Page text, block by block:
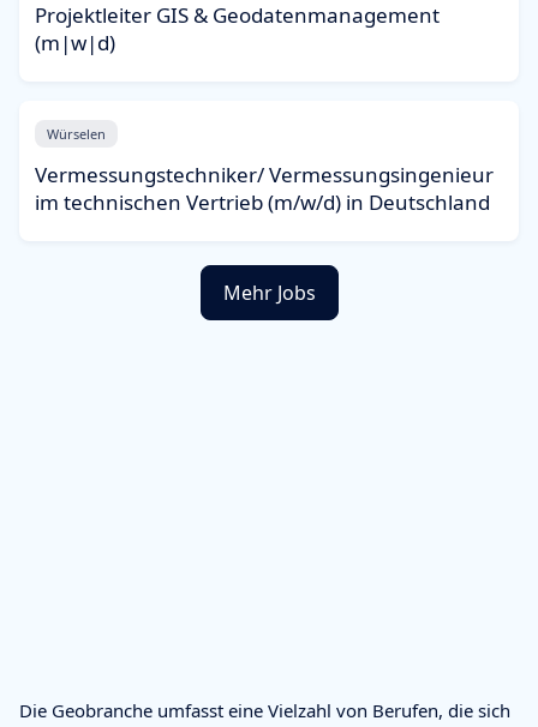
Projektleiter GIS & Geodatenmanagement
(m|w|d)
Würselen
Vermessungstechniker/ Vermessungsingenieur
im technischen Vertrieb (m/w/d) in Deutschland
Mehr Jobs
Die Geobranche umfasst eine Vielzahl von Berufen, die sich